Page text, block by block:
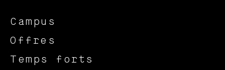
Campus
Offres
Temps forts